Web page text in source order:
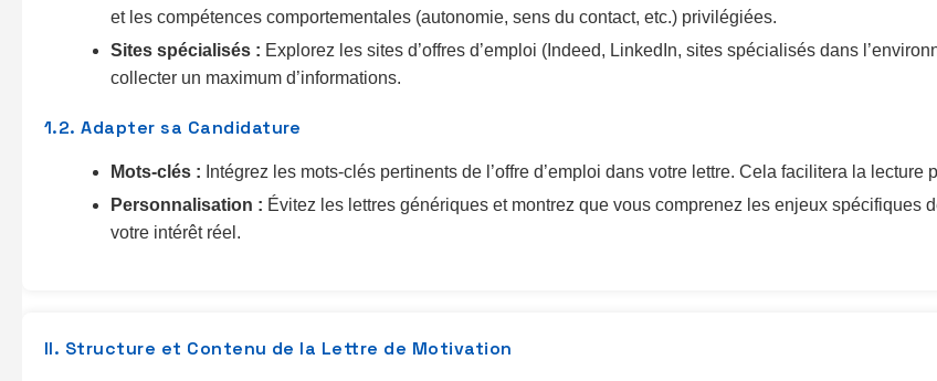
et les compétences comportementales (autonomie, sens du contact, etc.) privilégiées.
Sites spécialisés : Explorez les sites d’offres d’emploi (Indeed, LinkedIn, sites spécialisés dans
collecter un maximum d’informations.
1.2. Adapter sa Candidature
Mots-clés : Intégrez les mots-clés pertinents de l’offre d’emploi dans votre lettre. Cela facilitera la
Personnalisation : Évitez les lettres génériques et montrez que vous comprenez les enjeux spécifiques
votre intérêt réel.
II. Structure et Contenu de la Lettre de Motivation